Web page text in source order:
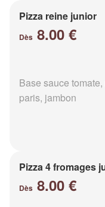
Pizza reine junior
Dès 8.00 €
Base sauce
paris, jambon
Pizza 4 fromages
Dès 8.00 €